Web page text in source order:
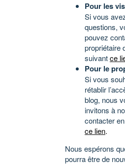
Pour les
Si vous
questions,
pouvez
propriétaire
suivantce
Pour le
Si vous
rétablir
blog, nous
invitons à
contacter
ce lien.
Nous espérons
pourra être de